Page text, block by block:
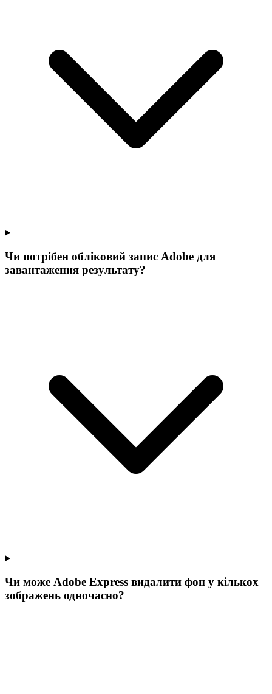
Чи потрібен обліковий запис Adobe для
завантаження результату?
Чи може Adobe Express видалити фон у кількох
зображень одночасно?